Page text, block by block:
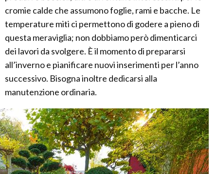
cromie calde che assumono foglie, rami e bacche. Le
temperature miti ci permettono di godere a pieno di
questa meraviglia; non dobbiamo però dimenticarci
dei lavori da svolgere. È il momento di prepararsi
all’inverno e pianificare nuovi inserimenti per l’anno
successivo. Bisogna inoltre dedicarsi alla
manutenzione ordinaria.